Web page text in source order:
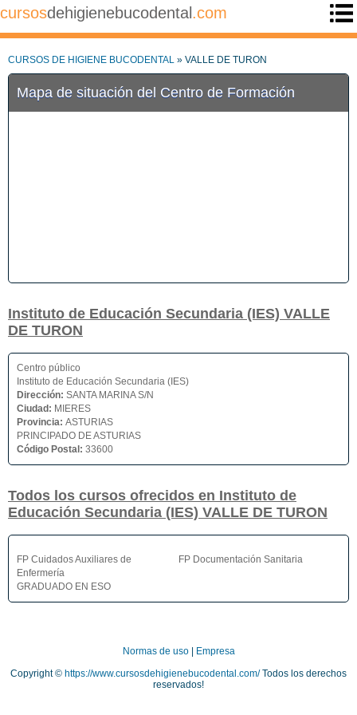
cursosdehigienebucodental .com
CURSOS DE HIGIENE BUCODENTAL » VALLE DE TURON
Mapa de situación del Centro de Formación
Instituto de Educación Secundaria (IES) VALLE
DE TURON
Centro público
Instituto de Educación Secundaria (IES)
Dirección: SANTA MARINA S/N
Ciudad: MIERES
Provincia: ASTURIAS
PRINCIPADO DE ASTURIAS
Código Postal: 33600
Todos los cursos ofrecidos en Instituto de
Educación Secundaria (IES) VALLE DE TURON
FP Cuidados Auxiliares de
Enfermería
GRADUADO EN ESO
FP Documentación Sanitaria
Normas de uso|
Empresa
Copyright © https://www.cursosdehigienebucodental.com/Todos los derechos
reservados!